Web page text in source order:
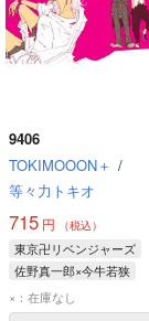
9406
TOKIMOOON＋ /
等々力トキオ
715 円 （税込）
東京卍リベンジャーズ
佐野真一郎×今牛若狭
今牛若狭
×：在庫なし